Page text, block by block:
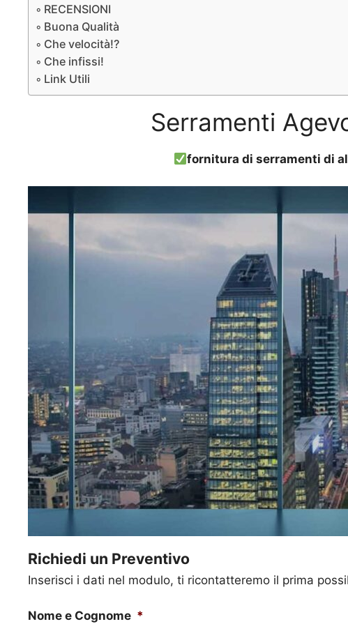
RECENSIONI
Buona Qualità
Che velocità!?
Che infissi!
Link Utili
Serramenti
fornitura di serramenti di
Richiedi un Preventivo
Inserisci i dati nel modulo, ti ricontatteremo il prima
Nome e Cognome *